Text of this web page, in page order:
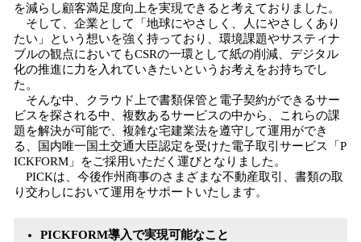
を減らし顧客満足度向上を実現できると考えておりました。
そして、企業として「地球にやさしく、人にやさしくあり
たい」という想いを強く持っており、環境課題やサスティナ
ブルの観点においてもCSRの一環として紙の削減、デジタル
化の推進に力を入れていきたいというお考えをお持ちでし
た。
そんな中、クラウド上で書類保管と電子契約ができるサー
ビスを探される中、複数あるサービスの中から、これらの課
題を解決が可能で、複雑な宅建業法を遵守して運用ができ
る、国内唯一国土交通大臣認定を受けた電子取引サービス「P
ICKFORM」をご採用いただく運びとなりました。
PICKは、今後作州商事のさまざまな不動産取引、書類の取
り交わしにおいて運用をサポートいたします。
PICKFORM導入で実現可能なこと